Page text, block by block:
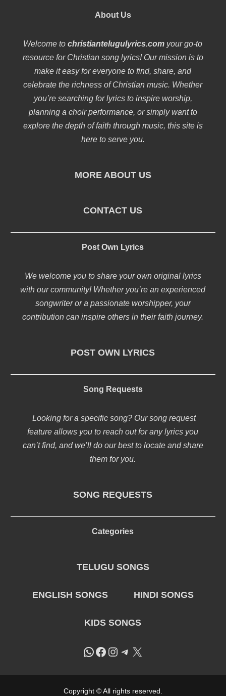
About Us
Welcome tochristiantelugulyrics.com your go-to
resource for Christian song lyrics! Our mission is to
make it easy for everyone to find, share, and
celebrate the richness of Christian music. Whether
you’re searching for lyrics to inspire worship,
planning a choir performance, or simply want to
explore the depth of faith through music, this site is
here to serve you.
MORE ABOUT US
CONTACT US
Post Own Lyrics
We welcome you to share your own original lyrics
with our community! Whether you’re an experienced
songwriter or a passionate worshipper, your
contribution can inspire others in their faith journey.
POST OWN LYRICS
Song Requests
Looking for a specific song? Our song request
feature allows you to reach out for any lyrics you
can’t find, and we’ll do our best to locate and share
them for you.
SONG REQUESTS
Categories
TELUGU SONGS
ENGLISH SONGS HINDI SONGS
KIDS SONGS
WhatsApp
Facebook
Instagram
Telegram
X
Copyright © All rights reserved.